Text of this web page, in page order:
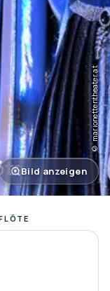
© marionettentheater.at
Bild anzeigen